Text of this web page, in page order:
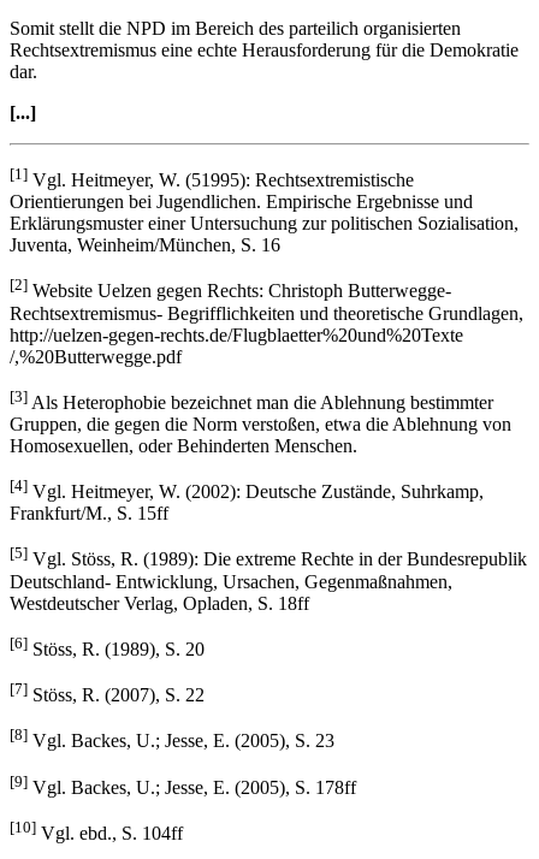
Somit stellt die NPD im Bereich des parteilich organisierten
Rechtsextremismus eine echte Herausforderung für die Demokratie
dar.
[...]
[1] Vgl. Heitmeyer, W. (51995): Rechtsextremistische
Orientierungen bei Jugendlichen. Empirische Ergebnisse und
Erklärungsmuster einer Untersuchung zur politischen Sozialisation,
Juventa, Weinheim/München, S. 16
[2] Website Uelzen gegen Rechts: Christoph Butterwegge-
Rechtsextremismus- Begrifflichkeiten und theoretische Grundlagen,
http://uelzen-gegen-rechts.de/Flugblaetter%20und%20Texte
/,%20Butterwegge.pdf
[3] Als Heterophobie bezeichnet man die Ablehnung bestimmter
Gruppen, die gegen die Norm verstoßen, etwa die Ablehnung von
Homosexuellen, oder Behinderten Menschen.
[4] Vgl. Heitmeyer, W. (2002): Deutsche Zustände, Suhrkamp,
Frankfurt/M., S. 15ff
[5] Vgl. Stöss, R. (1989): Die extreme Rechte in der Bundesrepublik
Deutschland- Entwicklung, Ursachen, Gegenmaßnahmen,
Westdeutscher Verlag, Opladen, S. 18ff
[6] Stöss, R. (1989), S. 20
[7] Stöss, R. (2007), S. 22
[8] Vgl. Backes, U.; Jesse, E. (2005), S. 23
[9] Vgl. Backes, U.; Jesse, E. (2005), S. 178ff
[10] Vgl. ebd., S. 104ff